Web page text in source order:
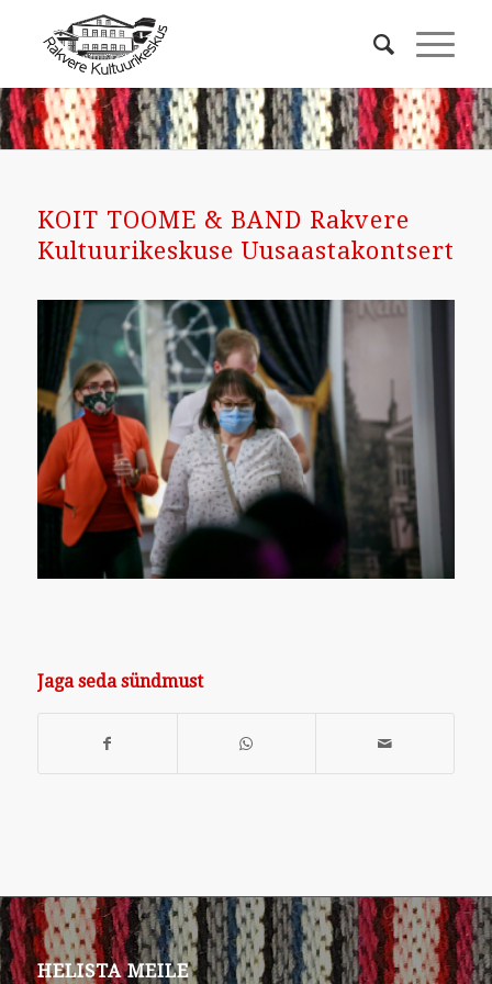
KOIT TOOME & BAND Rakvere
Kultuurikeskuse Uusaastakontsert
Jaga seda sündmust
HELISTA MEILE